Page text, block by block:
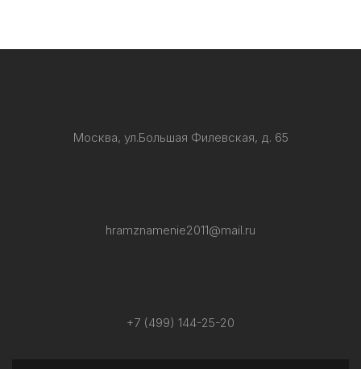
Москва, ул.Большая Филевская, д. 65
hramznamenie2011@mail.ru
+7 (499) 144-25-20